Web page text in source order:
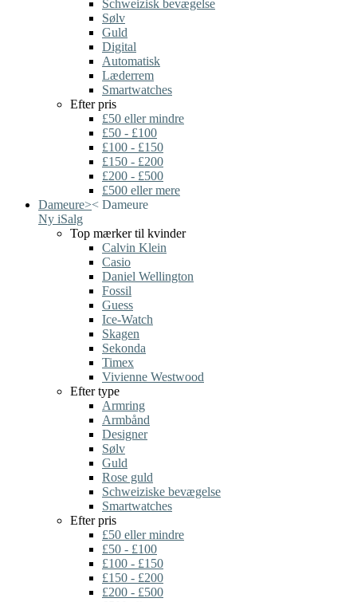
Schweizisk bevægelse
Sølv
Guld
Digital
Automatisk
Læderrem
Smartwatches
Efter pris
£50 eller mindre
£50 - £100
£100 - £150
£150 - £200
£200 - £500
£500 eller mere
Dameure>< Dameure
Ny iSalg
Top mærker til kvinder
Calvin Klein
Casio
Daniel Wellington
Fossil
Guess
Ice-Watch
Skagen
Sekonda
Timex
Vivienne Westwood
Efter type
Armring
Armbånd
Designer
Sølv
Guld
Rose guld
Schweiziske bevægelse
Smartwatches
Efter pris
£50 eller mindre
£50 - £100
£100 - £150
£150 - £200
£200 - £500